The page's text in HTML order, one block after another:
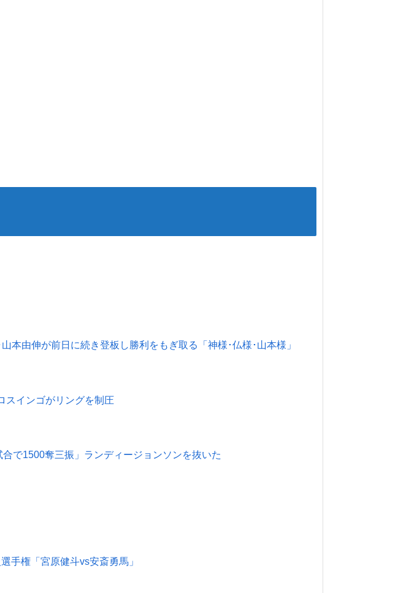
本由伸が前日に続き登板し勝利をもぎ取る「神様･仏様･山本様」
スインゴがリングを制圧
で1500奪三振」ランディージョンソンを抜いた
手権「宮原健斗vs安斎勇馬」